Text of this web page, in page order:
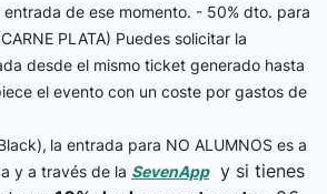
de ese momento. - 50% dto. para
PLATA) Puedes solicitar la
desde el mismo ticket generado hasta
el evento con un coste por gastos de
la entrada para NO ALUMNOS es a
y a través de la SevenAppy si tienes